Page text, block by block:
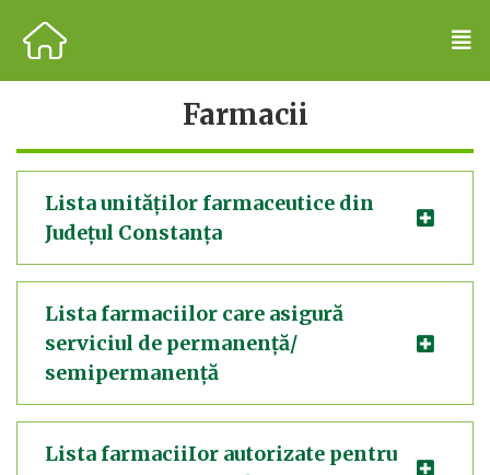
Farmacii
Lista unităților farmaceutice din
Județul Constanța
Lista farmaciilor care asigură
serviciul de permanență/
semipermanență
Lista farmaciiIor autorizate pentru